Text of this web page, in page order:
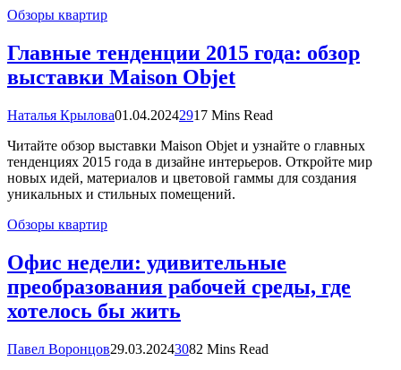
Обзоры квартир
Главные тенденции 2015 года: обзор
выставки Maison Objet
Наталья Крылова01.04.20242917 Mins Read
Читайте обзор выставки Maison Objet и узнайте о главных
тенденциях 2015 года в дизайне интерьеров. Откройте мир
новых идей, материалов и цветовой гаммы для создания
уникальных и стильных помещений.
Обзоры квартир
Офис недели: удивительные
преобразования рабочей среды, где
хотелось бы жить
Павел Воронцов29.03.20243082 Mins Read